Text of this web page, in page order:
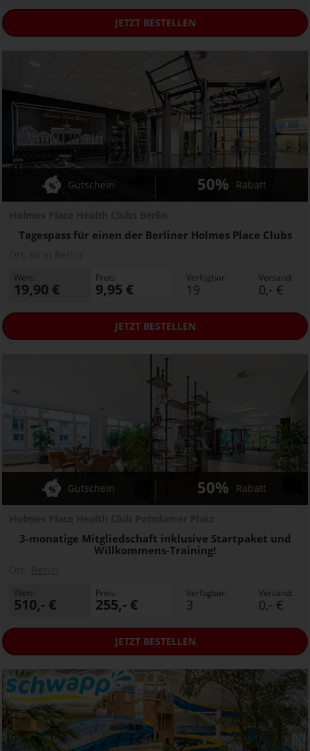
JETZTBESTELLEN
Tagespass für einen der Berliner Holmes Place Clubs
Gutschein 50% Rabatt
Wert:
19,90 €
Preis:
9,95 €
Verfügbar:
19
Versand:
0,- €
JETZTBESTELLEN
3-monatige Mitgliedschaft inklusive Startpaket und
Willkommens-Training!
Gutschein 50% Rabatt
Wert:
510,- €
Preis:
255,- €
Verfügbar:
3
Versand:
0,- €
JETZTBESTELLEN